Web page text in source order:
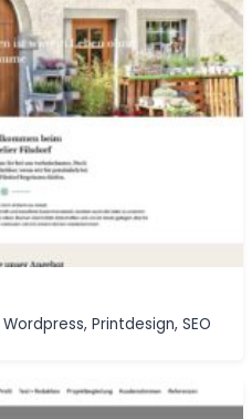
Wordpress, Printdesign, SEO